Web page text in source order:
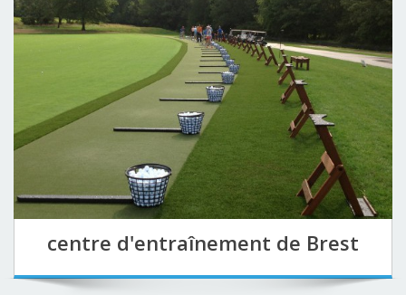
centre d'entraînement de Brest